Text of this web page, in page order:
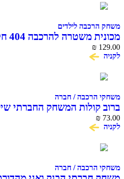
לילדים
מכונית משטרה
COME ALIVE BLOCK RC
₪
/ חברה
המשחק החברתי שיקפיץ
/ חברה